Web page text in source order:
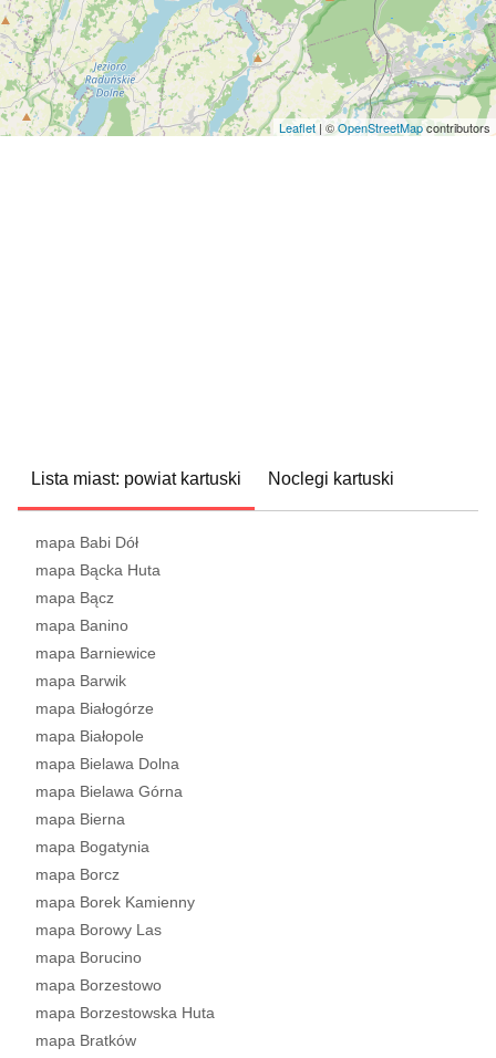
Leaflet | ©OpenStreetMapcontributors
Lista miast: powiat kartuski Noclegi kartuski
mapa Babi Dół
mapa Bącka Huta
mapa Bącz
mapa Banino
mapa Barniewice
mapa Barwik
mapa Białogórze
mapa Białopole
mapa Bielawa Dolna
mapa Bielawa Górna
mapa Bierna
mapa Bogatynia
mapa Borcz
mapa Borek Kamienny
mapa Borowy Las
mapa Borucino
mapa Borzestowo
mapa Borzestowska Huta
mapa Bratków